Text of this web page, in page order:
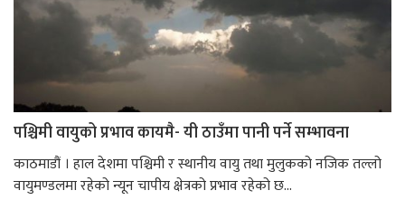
पश्चिमी वायुको प्रभाव कायमै- यी ठाउँमा पानी पर्ने सम्भावना
काठमाडौं । हाल देशमा पश्चिमी र स्थानीय वायु तथा मुलुकको नजिक तल्लो
वायुमण्डलमा रहेको न्यून चापीय क्षेत्रको प्रभाव रहेको छ...